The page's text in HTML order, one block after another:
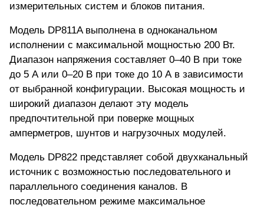
измерительных систем и блоков питания.
Модель DP811A выполнена в одноканальном
исполнении с максимальной мощностью 200 Вт.
Диапазон напряжения составляет 0–40 В при токе
до 5 А или 0–20 В при токе до 10 А в зависимости
от выбранной конфигурации. Высокая мощность и
широкий диапазон делают эту модель
предпочтительной при поверке мощных
амперметров, шунтов и нагрузочных модулей.
Модель DP822 представляет собой двухканальный
источник с возможностью последовательного и
параллельного соединения каналов. В
последовательном режиме максимальное